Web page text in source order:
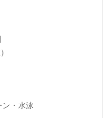
ン・水泳